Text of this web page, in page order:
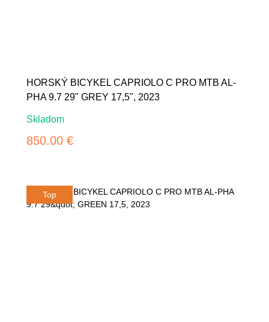
HORSKÝ BICYKEL CAPRIOLO C PRO MTB AL-
PHA 9.7 29" GREY 17,5", 2023
Skladom
850.00 €